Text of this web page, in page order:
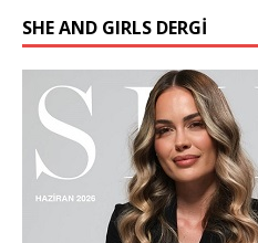
SHE AND GIRLS DERGİ